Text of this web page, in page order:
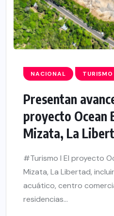
NACIONAL TURISMO
Presentan
proyecto Ocean
Mizata, La
#Turismo l El proyecto
Mizata, La Libertad,
acuático, centro
residencias...